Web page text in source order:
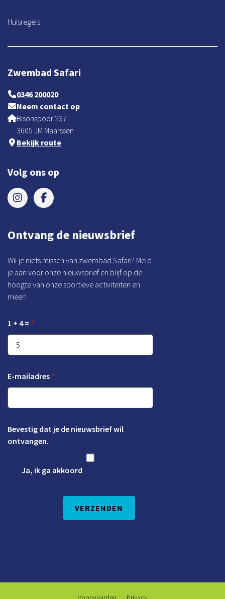
Huisregels
Zwembad Safari
0346 200020
Neem contact op
Bisonspoor 237
3605 JM Maarssen
Bekijk route
Volg ons op
Ontvang de nieuwsbrief
Wil je niets missen van zwembad Safari? Meld
je aan voor onze nieuwsbrief en blijf op de
hoogte van onze sportieve activiteiten en
meer!
1 + 4 = *
E-mailadres *
Bevestig dat je de nieuwsbrief wil
ontvangen.
Ja, ik ga akkoord